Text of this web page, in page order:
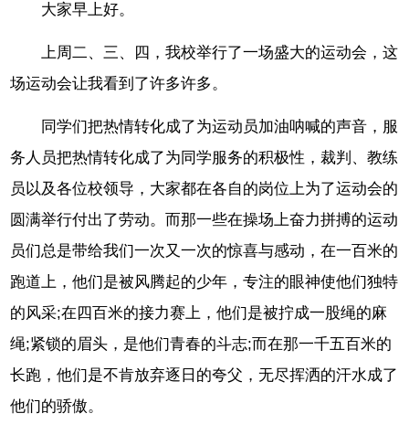
大家早上好。
上周二、三、四，我校举行了一场盛大的运动会，这
场运动会让我看到了许多许多。
同学们把热情转化成了为运动员加油呐喊的声音，服
务人员把热情转化成了为同学服务的积极性，裁判、教练
员以及各位校领导，大家都在各自的岗位上为了运动会的
圆满举行付出了劳动。而那一些在操场上奋力拼搏的运动
员们总是带给我们一次又一次的惊喜与感动，在一百米的
跑道上，他们是被风腾起的少年，专注的眼神使他们独特
的风采;在四百米的接力赛上，他们是被拧成一股绳的麻
绳;紧锁的眉头，是他们青春的斗志;而在那一千五百米的
长跑，他们是不肯放弃逐日的夸父，无尽挥洒的汗水成了
他们的骄傲。